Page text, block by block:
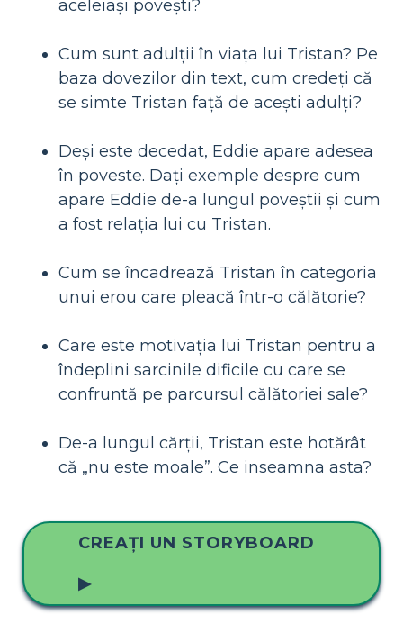
aceleiași povești?
Cum sunt adulții în viața lui Tristan? Pe
baza dovezilor din text, cum credeți că
se simte Tristan față de acești adulți?
Deși este decedat, Eddie apare adesea
în poveste. Dați exemple despre cum
apare Eddie de-a lungul poveștii și cum
a fost relația lui cu Tristan.
Cum se încadrează Tristan în categoria
unui erou care pleacă într-o călătorie?
Care este motivația lui Tristan pentru a
îndeplini sarcinile dificile cu care se
confruntă pe parcursul călătoriei sale?
De-a lungul cărții, Tristan este hotărât
că „nu este moale”. Ce inseamna asta?
CREAȚI UN STORYBOARD
▶